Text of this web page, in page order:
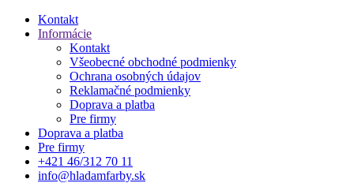
Kontakt
Informácie
Kontakt
Všeobecné obchodné podmienky
Ochrana osobných údajov
Reklamačné podmienky
Doprava a platba
Pre firmy
Doprava a platba
Pre firmy
+421 46/312 70 11
info@hladamfarby.sk